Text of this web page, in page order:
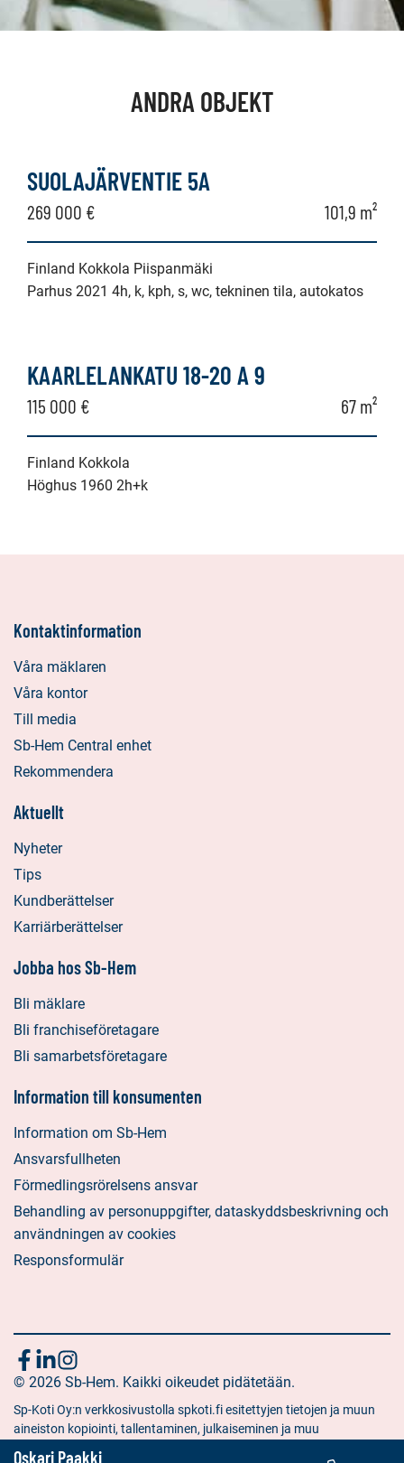
ANDRA OBJEKT
SUOLAJÄRVENTIE 5A
269 000 € 101,9 m²
Finland Kokkola Piispanmäki
Parhus 2021 4h, k, kph, s, wc, tekninen tila, autokatos
KAARLELANKATU 18-20 A 9
115 000 € 67 m²
Finland Kokkola
Höghus 1960 2h+k
Oskari Paakki
Kontaktinformation
Våra mäklaren
Våra kontor
Till media
Sb-Hem Central enhet
Rekommendera
Aktuellt
Nyheter
Tips
Kundberättelser
Karriärberättelser
Jobba hos Sb-Hem
Bli mäklare
Bli franchiseföretagare
Bli samarbetsföretagare
Information till konsumenten
Information om Sb-Hem
Ansvarsfullheten
Förmedlingsrörelsens ansvar
Behandling av personuppgifter, dataskyddsbeskrivning och
användningen av cookies
Responsformulär
Följ
oss
Sociala
media:
facebook
Sociala
media:
linkedin
Sociala
media:
instagram
© 2026 Sb-Hem. Kaikki oikeudet pidätetään.
Sp-Koti Oy:n verkkosivustolla spkoti.fi esitettyjen tietojen ja muun
aineiston kopiointi, tallentaminen, julkaiseminen ja muu